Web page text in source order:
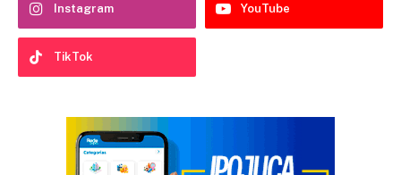
Instagram YouTube
TikTok